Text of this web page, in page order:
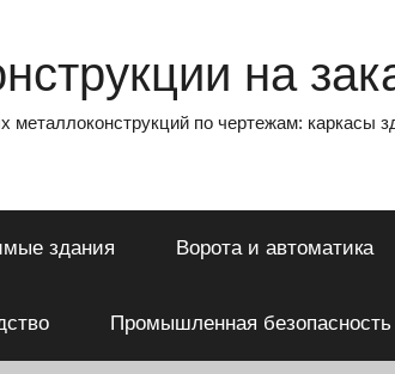
на
металлоконструкций по чертежам:
здания Ворота и автоматика
Промышленная безопасность